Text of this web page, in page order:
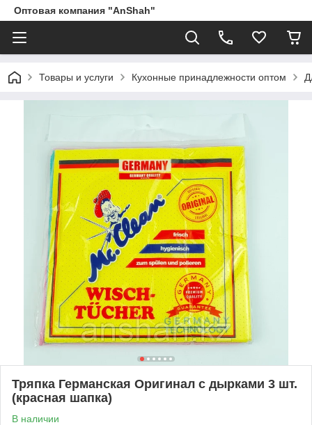
Оптовая компания "AnShah"
Товары и услуги Кухонные принадлежности оптом
Тряпка Германская Оригинал с дырками 3 шт.
(красная шапка)
В наличии